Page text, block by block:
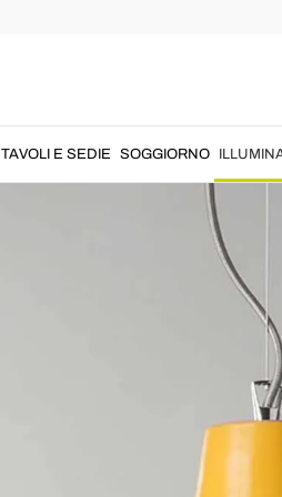
TAVOLI E SEDIE SOGGIORNO